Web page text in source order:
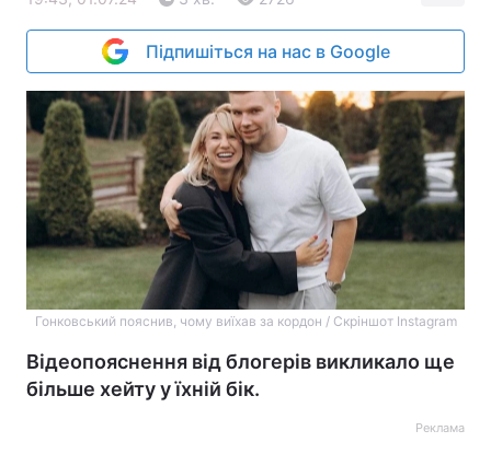
Підпишіться на нас в Google
Гонковський пояснив, чому виїхав за кордон / Скріншот Instagram
Відеопояснення від блогерів викликало ще
більше хейту у їхній бік.
Реклама